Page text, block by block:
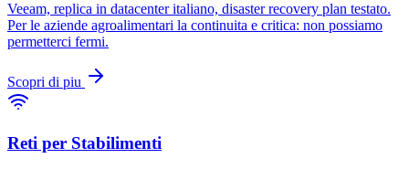
Veeam, replica in datacenter italiano, disaster recovery plan testato.
Per le aziende agroalimentari la continuita e critica: non possiamo
permetterci fermi.
Scopri di piu
Reti per Stabilimenti